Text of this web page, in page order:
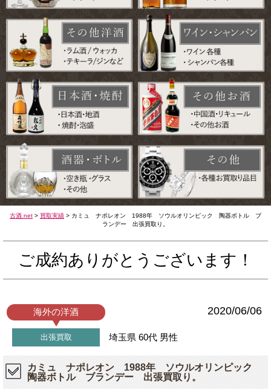
古酒.net > 買取実績 > カミュ ナポレオン 1988年 ソウルオリンピック 陶器ボトル ブ
ランデー 出張買取り。
ご成約ありがとうございます！
海外の洋酒 2020/06/06
出張買取 埼玉県 60代 男性
カミュ ナポレオン 1988年 ソウルオリンピック
陶器ボトル ブランデー 出張買取り。